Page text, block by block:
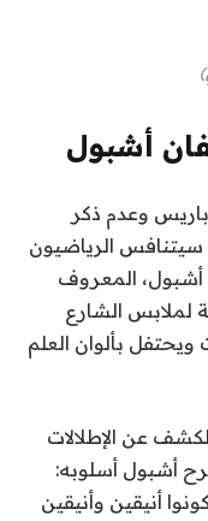
باريس وعدم ذكر
سيتنافس الرياضيون
، المعروف
لملابس الشارع
بألوان العلم
عن الإطلالات
أشبول أسلوبه:
أنيقين وأنيقين